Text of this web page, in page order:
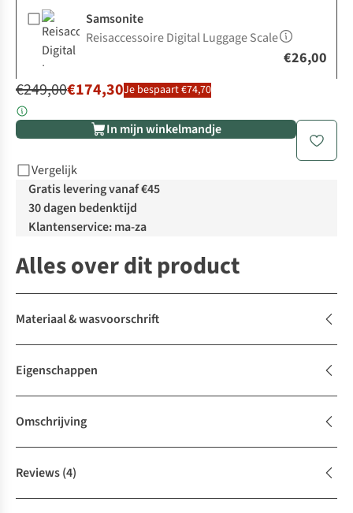
Samsonite
Reisaccessoire Digital Luggage Scale
€26,00
€249,00€174,30Je bespaart €74,70
In mijn winkelmandje
Vergelijk
Gratis levering vanaf €45
30 dagen bedenktijd
Klantenservice: ma-za
Alles over dit product
Materiaal & wasvoorschrift
Eigenschappen
Omschrijving
Reviews(4)